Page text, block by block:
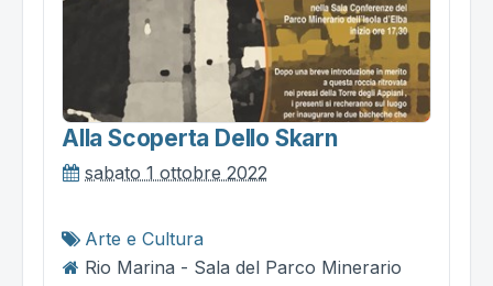
Alla Scoperta Dello Skarn
sabato 1 ottobre 2022
Arte e Cultura
Rio Marina - Sala del Parco Minerario